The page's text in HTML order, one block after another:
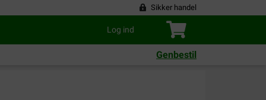
Sikker handel
Log ind
Genbestil